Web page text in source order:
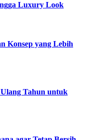
Luxury Look
Konsep yang Lebih
Tahun untuk